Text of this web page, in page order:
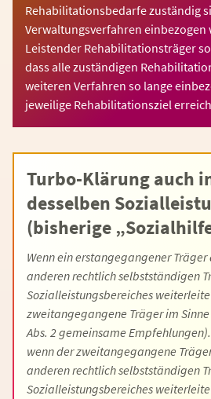
Rehabilitationsbedarfe zuständig
Verwaltungsverfahren einbezogen
Leistender Rehabilitationsträger
dass alle zuständigen
weiteren Verfahren so lange
jeweilige Rehabilitationsziel
Turbo-Klärung auch
desselben
(bisherige
Wenn ein erstangegangener
anderen rechtlich selbstständigen
Sozialleistungsbereiches
zweitangegangene Träger im Sinne
Abs. 2 gemeinsame
wenn der zweitangegangene
anderen rechtlich selbstständigen
Sozialleistungsbereiches